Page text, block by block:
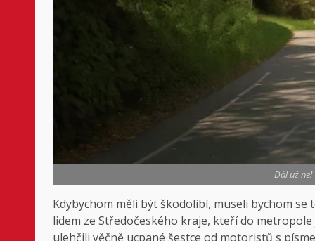
Dál už
Kdybychom měli být škodolibí, museli bychom
lidem ze Středočeského kraje, kteří do
ulehčili věčně ucpané šestce od motoristů s